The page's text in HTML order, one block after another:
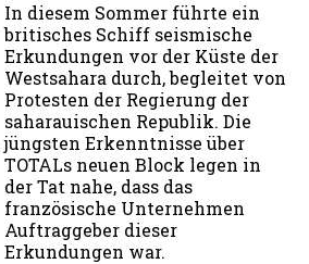
In diesem Sommer führte ein
britisches Schiff seismische
Erkundungen vor der Küste der
Westsahara durch, begleitet von
Protesten der Regierung der
saharauischen Republik. Die
jüngsten Erkenntnisse über
TOTALs neuen Block legen in
der Tat nahe, dass das
französische Unternehmen
Auftraggeber dieser
Erkundungen war.